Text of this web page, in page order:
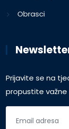
Obrasci
Prijavite se na
propustite važne